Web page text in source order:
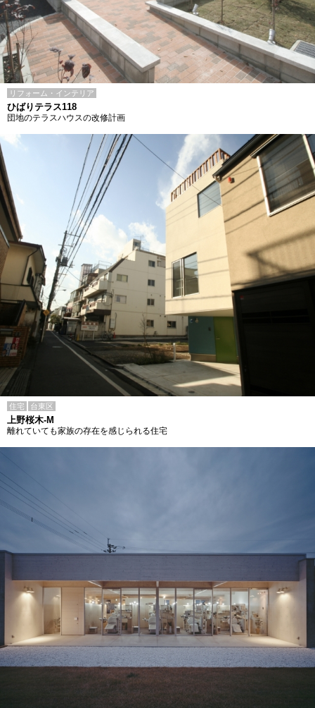
リフォーム・インテリア
ひばりテラス118
団地のテラスハウスの改修計画
住宅 台東区
上野桜木-M
離れていても家族の存在を感じられる住宅